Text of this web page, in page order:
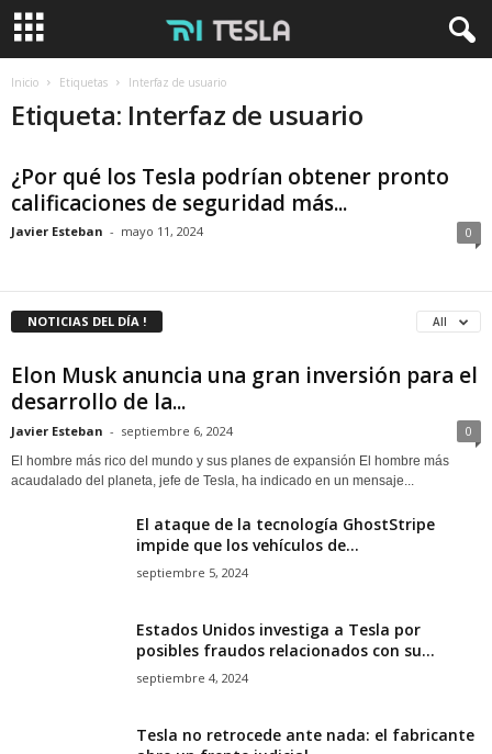
Inicio Etiquetas Interfaz de usuario
Etiqueta: Interfaz de usuario
¿Por qué los Tesla podrían obtener pronto
calificaciones de seguridad más...
Javier Esteban - mayo 11, 2024 0
NOTICIAS DEL DÍA ! All
Elon Musk anuncia una gran inversión para el
desarrollo de la...
Javier Esteban - septiembre 6, 2024 0
El hombre más rico del mundo y sus planes de expansión El hombre más
acaudalado del planeta, jefe de Tesla, ha indicado en un mensaje...
El ataque de la tecnología GhostStripe
impide que los vehículos de...
septiembre 5, 2024
Estados Unidos investiga a Tesla por
posibles fraudos relacionados con su...
septiembre 4, 2024
Tesla no retrocede ante nada: el fabricante